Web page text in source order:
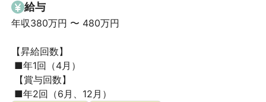
給与
年収380万円 〜 480万円
【昇給回数】
■年2回（6月、12月）